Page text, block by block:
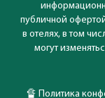
публичной
в отелях, в том
могут
🔏 Политика